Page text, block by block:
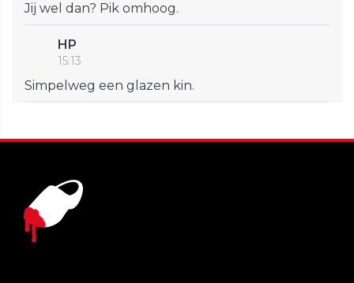
Jij wel dan? Pik omhoog.
HP
15:13
Simpelweg een glazen kin.